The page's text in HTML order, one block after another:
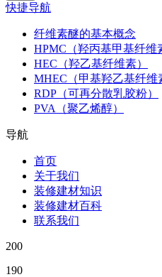
快捷导航
纤维素醚的基本概念
HPMC（羟丙基甲基纤维
HEC（羟乙基纤维素）
MHEC（甲基羟乙基纤维
RDP（可再分散乳胶粉）
PVA（聚乙烯醇）
导航
首页
关于我们
装修建材知识
装修建材百科
联系我们
200
190